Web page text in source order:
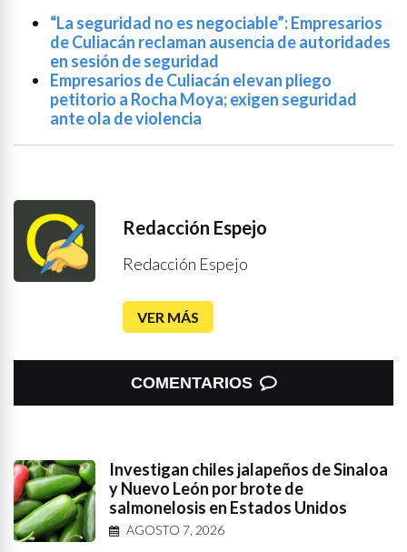
“La seguridad no es negociable”: Empresarios
de Culiacán reclaman ausencia de autoridades
en sesión de seguridad
Empresarios de Culiacán elevan pliego
petitorio a Rocha Moya; exigen seguridad
ante ola de violencia
Redacción Espejo
Redacción Espejo
VER MÁS
COMENTARIOS
Investigan chiles jalapeños de Sinaloa
y Nuevo León por brote de
salmonelosis en Estados Unidos
AGOSTO 7, 2026